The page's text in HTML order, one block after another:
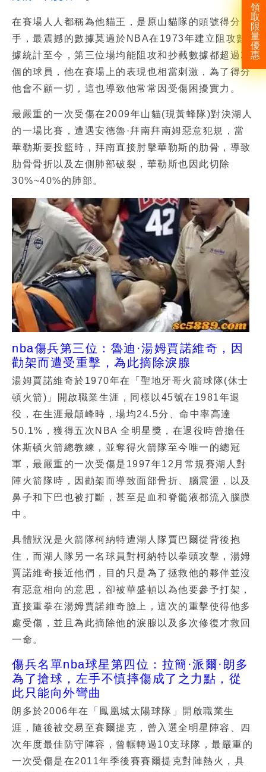
領
取
限
量
優
惠
在賽場人人都稱為他貓王，是原山貓隊的頭號得分
手，最震撼的數據莫過於NBA在1973年建立阻攻數
據統計至今，第三位場均能阻攻和抄截數據都超過2
個的球員，他在賽場上的表現也相當刺激，為了得分
他會不顧一切，這也導致他常常因受傷困擾實力。
最嚴重的一次受傷在2009年山貓(現黃蜂隊)對決湖人
的一場比賽，遭遇安德魯·拜南拜南姆惡意犯規，當
華勒斯要投籃時，拜南直接肘擊華勒斯的肋骨，導致
肋骨骨折以及左側肺部破裂，華勒斯也因此切除
30%~40%的肺部。
nba傷兵第三位：魯迪·湯姆賈諾維奇，因
勸架而遭受重擊，為此摘除淚腺
湯姆賈諾維奇於1970年在「聖地牙哥火箭球隊(休士
頓火箭)」開啟職業生涯，同樣以45號在1981年退
役，在生涯最顛峰時，場均24.5分、命中率高達
50.1%，獲得五次NBA 全明星獎，在退役時曾擔任
休斯頓火箭總教練，並奪得火箭隊至今唯一的總冠
軍，最嚴重的一次受傷是1997年12月常規賽湖人對
陣火箭隊時，因勸架而導致面部骨折、腦震盪，以及
鼻子和下巴也被打斷，甚至是血和脊髓液都流入腦膜
中。
具體狀況是火箭隊柯納特遭湖人隊賈巴爾從背後抱
住，而湖人隊另一名球員對柯納特以拳頭攻擊，湯姆
賈諾維奇接近他們，目的只是為了拯救他的夥伴並沒
有惡意相向的意思，卻被華盛頓以為他要參予打架，
直接重拳在湯姆賈諾維奇臉上，這次的重擊使得他多
處受傷，並且為此摘除他的淚腺以及多次修復才救回
一命。
傷兵名單nba球星第四位：拉簡·派爾·朗多
為了搶球，左手不慎摔傷成了之力點，從
此只能向外彎曲
朗多於2006年在「鳳凰城太陽球隊」開啟職業生
涯，隨後被交易至賽爾提克，曾入選全明星陣容、四
次年度最佳防守陣容，曾輾轉過10支球隊，最嚴重的
一次受傷是在2011年季後賽賽爾提克對陣熱火，具